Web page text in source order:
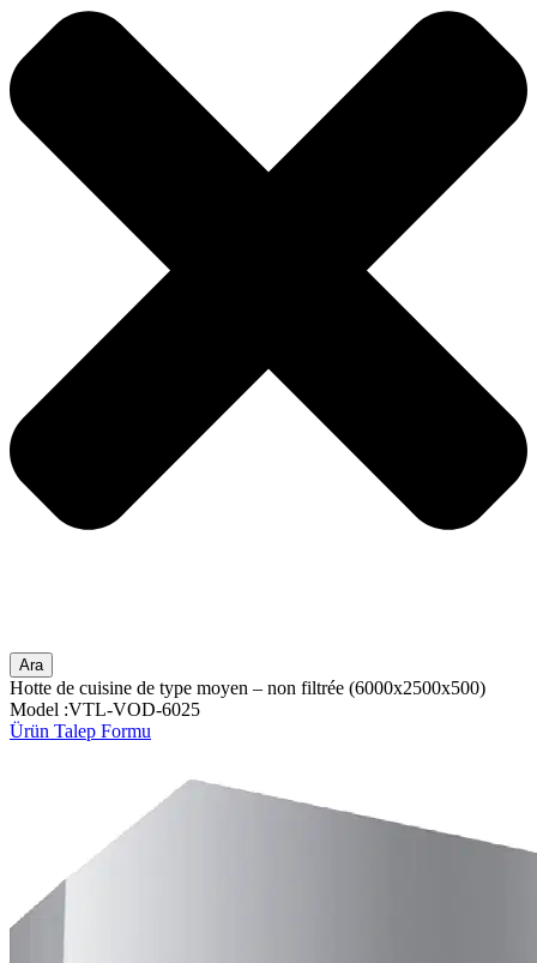
Ara
Hotte de cuisine de type moyen – non filtrée (6000x2500x500)
Model :VTL-VOD-6025
Ürün Talep Formu